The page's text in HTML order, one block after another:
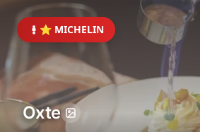
⭐ MICHELIN
Oxte